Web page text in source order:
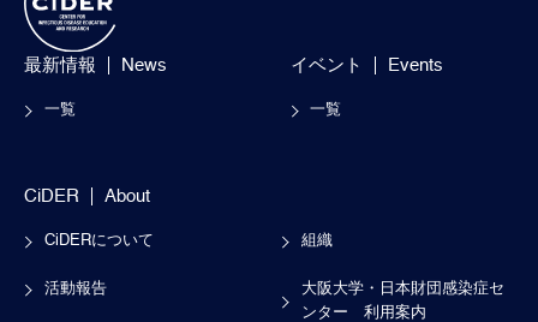
最新情報 News
一覧
イベント Events
一覧
CiDER About
CiDERについて 組織
活動報告
大阪大学・日本財団感染症セ
ンター 利用案内